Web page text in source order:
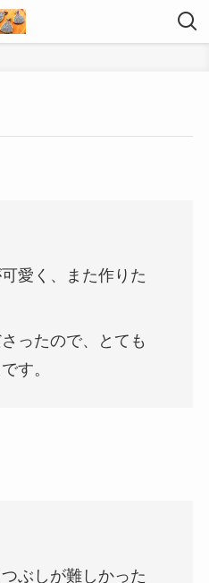
愛く、また作りた
ったので、とても
す。
ぶしが難しかった